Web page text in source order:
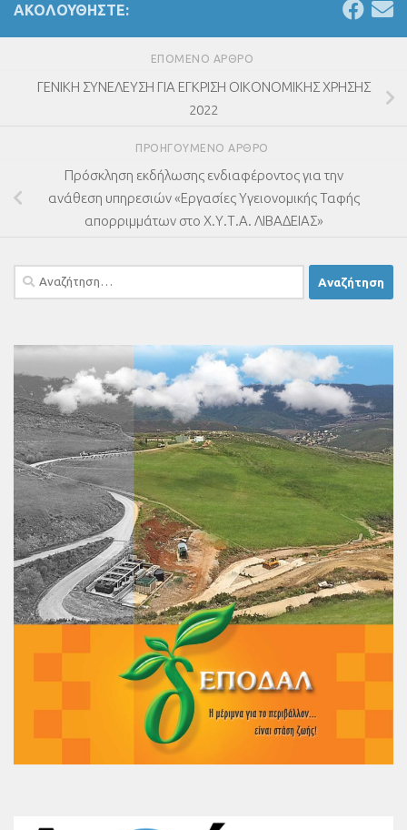
ΑΚΟΛΟΥΘΉΣΤΕ:
ΕΠΌΜΕΝΟ ΆΡΘΡΟ
ΓΕΝΙΚΗ ΣΥΝΕΛΕΥΣΗ ΓΙΑ ΕΓΚΡΙΣΗ ΟΙΚΟΝΟΜΙΚΗΣ ΧΡΗΣΗΣ
2022
ΠΡΟΗΓΟΎΜΕΝΟ ΆΡΘΡΟ
Πρόσκληση εκδήλωσης ενδιαφέροντος για την
ανάθεση υπηρεσιών «Εργασίες Υγειονομικής Ταφής
απορριμμάτων στο Χ.Υ.Τ.Α. ΛΙΒΑΔΕΙΑΣ»
Αναζήτηση
για: